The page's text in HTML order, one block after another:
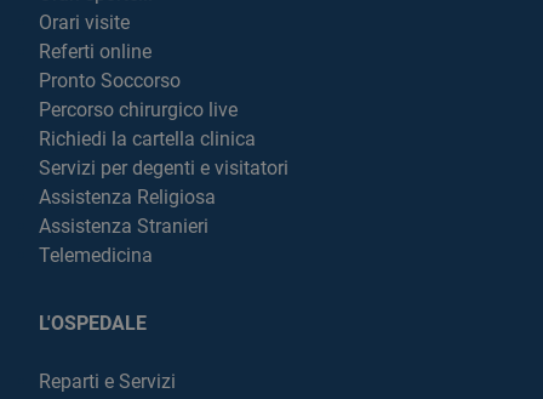
Orari visite
Referti online
Pronto Soccorso
Percorso chirurgico live
Richiedi la cartella clinica
Servizi per degenti e visitatori
Assistenza Religiosa
Assistenza Stranieri
Telemedicina
L'OSPEDALE
Reparti e Servizi